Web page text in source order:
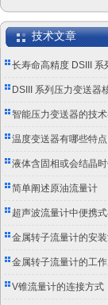
技术文章
长寿命高精度 DSIII 系
成工业测控优选
DSIII 系列压力变送器
景应用实践
智能压力变送器的技
温度变送器有哪些特点
液体含固相或会结晶
计的注意事项
简单阐述原油流量计
超声波流量计中便携
别
金属转子流量计的安
金属转子流量计的工
V锥流量计的连接方式